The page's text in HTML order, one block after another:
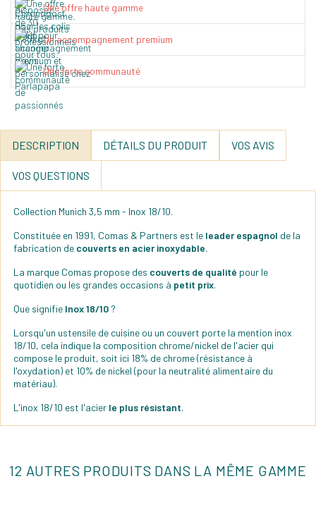
Une offre haute gamme
Un accompagnement premium
Une forte communauté
DESCRIPTION DÉTAILS DU PRODUIT VOS AVIS
VOS QUESTIONS
Collection Munich 3,5 mm - Inox 18/10.
Constituée en 1991, Comas & Partners est le leader espagnol de la
fabrication de couverts en acier inoxydable.
La marque Comas propose des couverts de qualité pour le
quotidien ou les grandes occasions à petit prix.
Que signifie Inox 18/10 ?
Lorsqu'un ustensile de cuisine ou un couvert porte la mention inox
18/10, cela indique la composition chrome/nickel de l'acier qui
compose le produit, soit ici 18% de chrome (résistance à
l'oxydation) et 10% de nickel (pour la neutralité alimentaire du
matériau).
L'inox 18/10 est l'acier le plus résistant.
12 AUTRES PRODUITS DANS LA MÊME GAMME